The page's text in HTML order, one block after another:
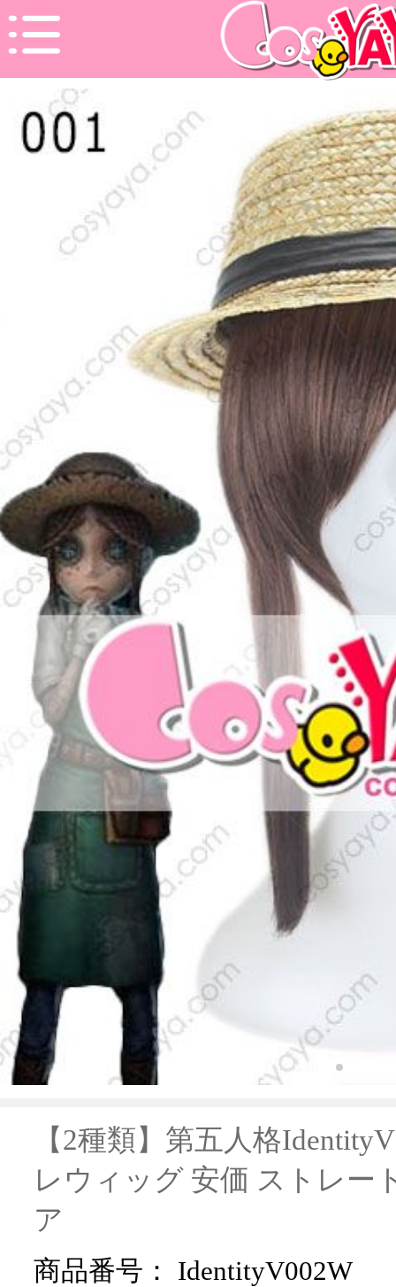
【2種類】第五人格
レウィッグ 安価 ストレー
ア
商品番号： IdentityV002W